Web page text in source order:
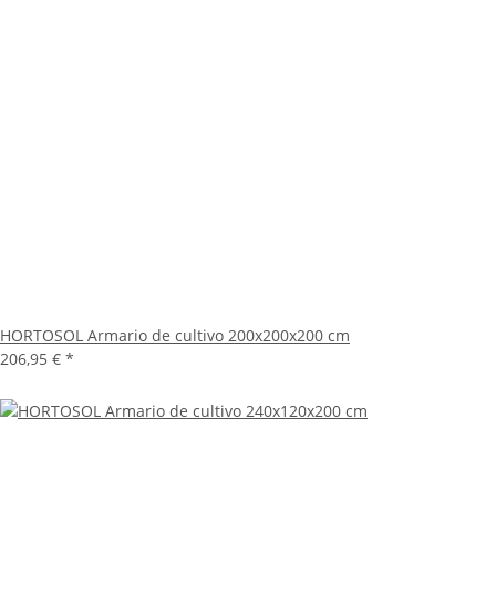
HORTOSOL Armario de cultivo 200x200x200 cm
206,95 € *